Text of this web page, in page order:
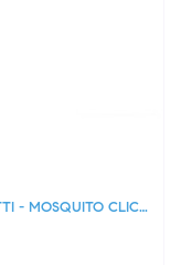
- MOSQUITO CLICK